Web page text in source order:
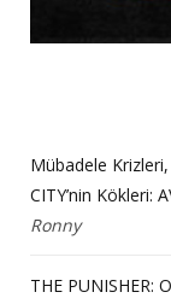
Mübadele Krizleri,
CITY’nin Kökleri:
Ronny
THE PUNISHER: